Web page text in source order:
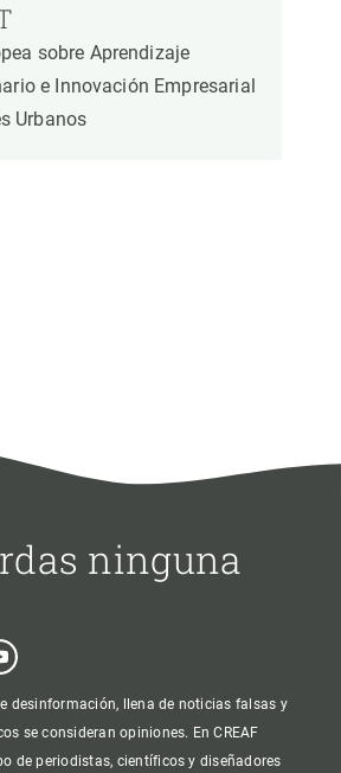
LIDERAZGO EXTERNO
- ACTIVO
sobre Aprendizaje
e Innovación Empresarial
Urbanos
ninguna
desinformación, llena de noticias falsas y
se consideran opiniones. En CREAF
de periodistas, científicos y diseñadores